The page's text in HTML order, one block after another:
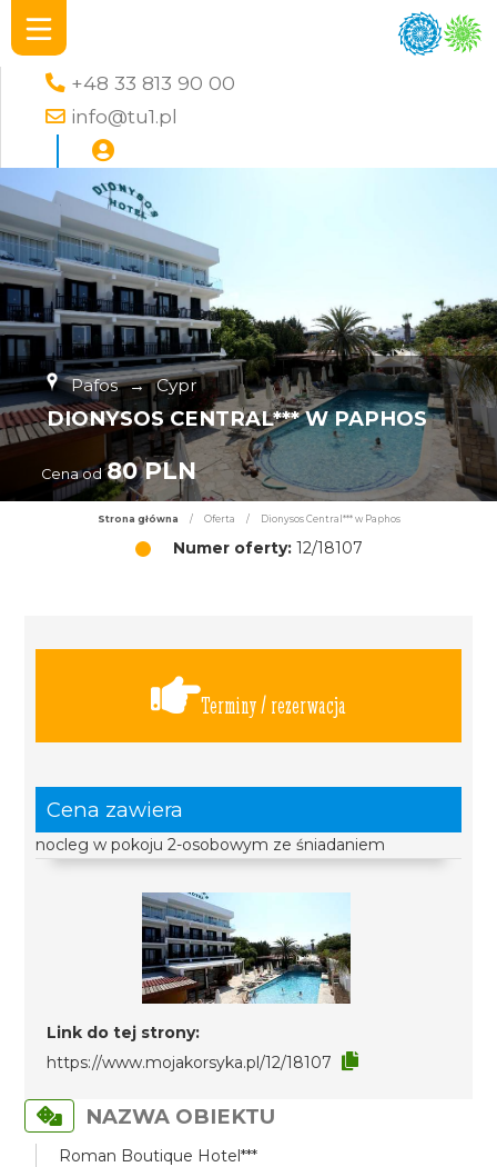
+48 33 813 90 00
info@tu1.pl
Pafos → Cypr
DIONYSOS CENTRAL*** W PAPHOS
Cena od 80 PLN
Strona główna / Oferta / Dionysos Central*** w Paphos
Numer oferty:12/18107
Terminy / rezerwacja
Cena zawiera
nocleg w pokoju 2-osobowym ze śniadaniem
Link do tej strony:
https://www.mojakorsyka.pl/12/18107
NAZWA OBIEKTU
Roman Boutique Hotel***